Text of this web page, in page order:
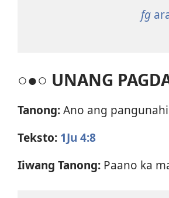
fg
○●○ UNANG
Tanong:Ano ang
Teksto: 1Ju 4:8
Iiwang Tanong: Paano ka